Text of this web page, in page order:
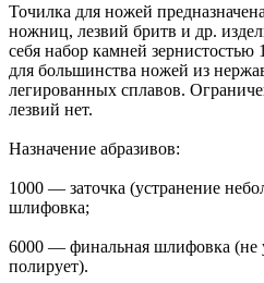
Точилка для ножей
ножниц, лезвий бритв и др.
себя набор камней
для большинства ножей из
легированных сплавов.
лезвий нет.
Назначение абразивов:
1000 — заточка (устранение
шлифовка;
6000 — финальная шлифовка (не
полирует).